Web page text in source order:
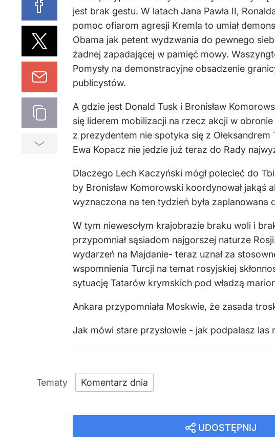
jest brak gestu. W latach Jana Pawła II,
pomoc ofiarom agresji Kremla to umiał
Obama jak petent wydzwania do pewnego
żadnej zapadającej w pamięć mowy.
Pomysły na demonstracyjne obsadzenie
publicystów.
A gdzie jest Donald Tusk i Bronisław
się liderem mobilizacji na rzecz akcji w
z prezydentem nie spotyka się z
Ewa Kopacz nie jedzie już teraz do Rady
Dlaczego Lech Kaczyński mógł polecieć do
by Bronisław Komorowski koordynował jakąś
wyznaczona na ten tydzień była zaplanowana
W tym niewesołym krajobrazie braku woli i
przypomniał sąsiadom najgorszej naturze
wydarzeń na Majdanie- teraz uznał za
wspomnienia Turcji na temat rosyjskiej
sytuację Tatarów krymskich pod władzą
Ankara przypomniała Moskwie, że zasada
Jak mówi stare przysłowie - jak podpalasz las
Komentarz dnia
UDOSTĘPNIJ